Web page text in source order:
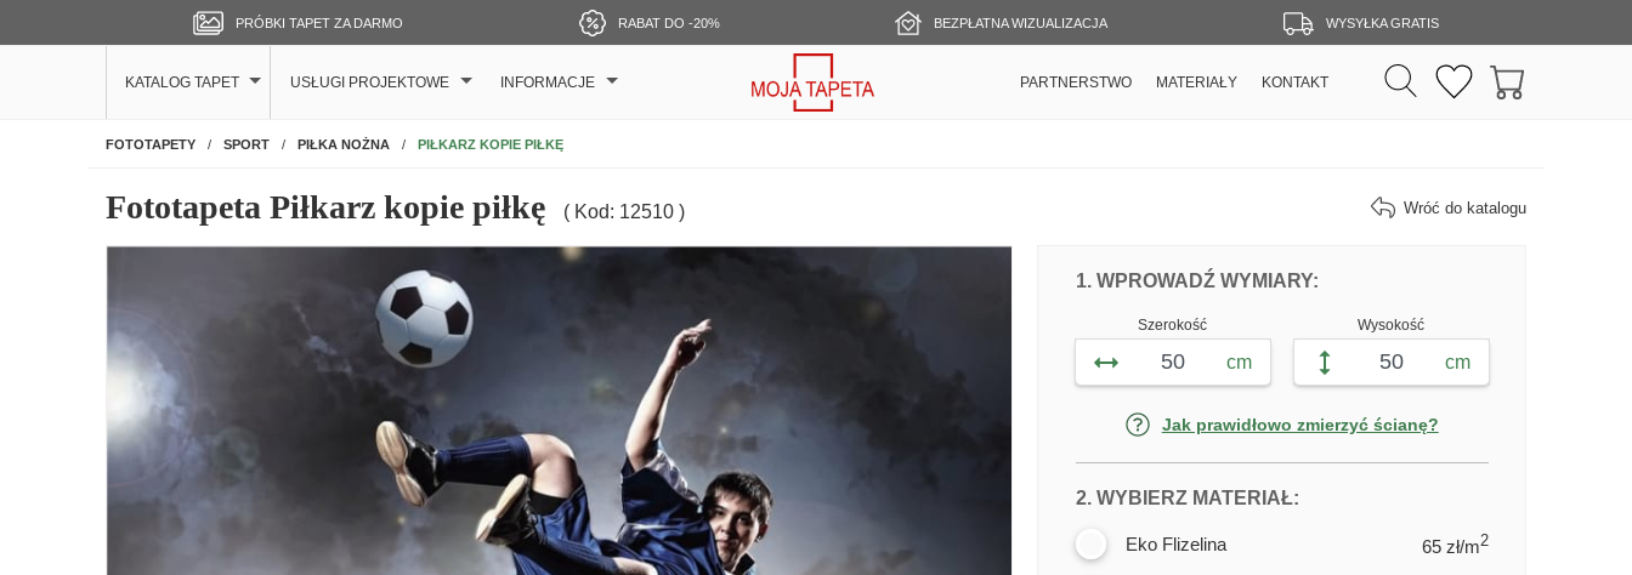
PRÓBKI TAPET ZA DARMO RABAT DO -20% BEZPŁATNA WIZUALIZACJA WYSYŁKA GRATIS
KATALOG TAPET USŁUGI PROJEKTOWE INFORMACJE PARTNERSTWO MATERIAŁY KONTAKT
FOTOTAPETYNA ŚCIANĘ
SPORT PIŁKA NOŻNA PIŁKARZ KOPIE PIŁKĘ
Fototapeta Piłkarz kopie piłkę ( Kod: 12510 ) Wróć do katalogu
DOPASUJ FOTOTAPETĘ PIŁKARZ
1. WPROWADŹ WYMIARY:FOTOTAPETY PIŁKARZ KOPIE
Szerokość
cm
Wysokość
cm
Jak prawidłowo zmierzyć ścianę?
2. WYBIERZ MATERIAŁ:DLA FOTOTAPETY PIŁKARZ
Eko Flizelina 65 zł/m2